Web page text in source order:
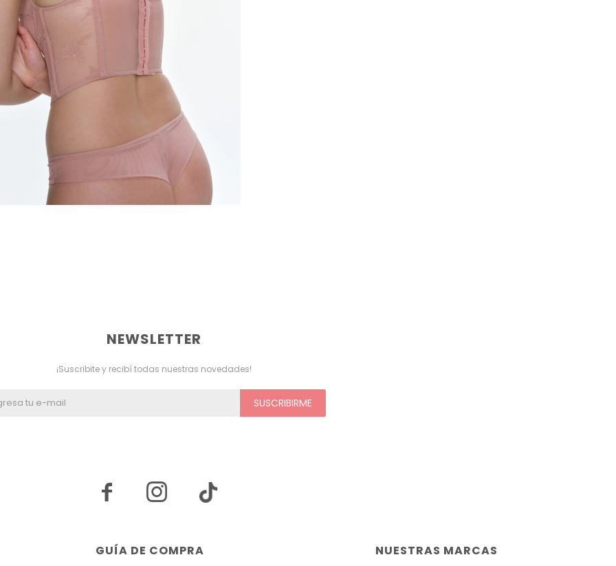
NUESTRAS MARCAS
GUÍA DE COMPRA
NEWSLETTER
¡Suscribite y recibí todas nuestras novedades!
SUSCRIBIRME
 